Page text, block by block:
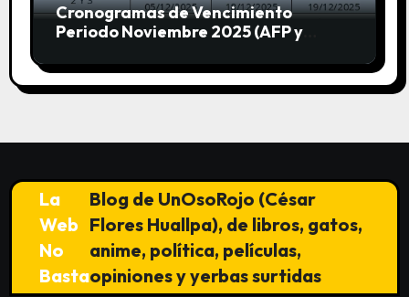
Cronogramas de Vencimiento
Periodo Noviembre 2025 (AFP y
La
Web
No
Basta
Blog de UnOsoRojo (César
Flores Huallpa), de libros, gatos,
anime, política, películas,
opiniones y yerbas surtidas